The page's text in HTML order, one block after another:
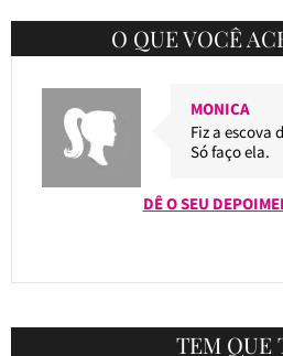
O QUE VOCÊ
MONICA
Fiz a escova
Só faço ela.
DÊ O SEU
TEM QUE